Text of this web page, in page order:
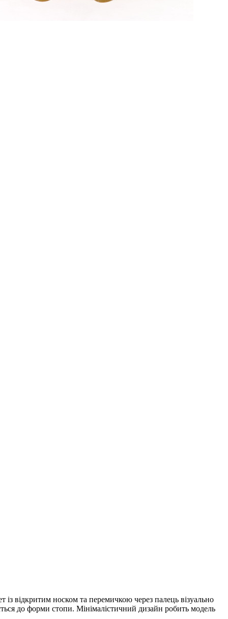
із відкритим носком та перемичкою через палець візуально
до форми стопи. Мінімалістичний дизайн робить модель